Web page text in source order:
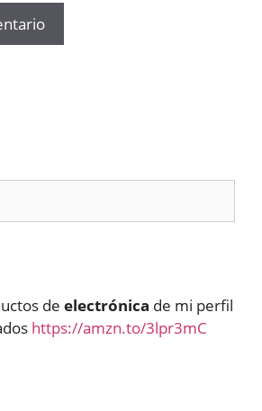
de electrónica de mi perfil
https://amzn.to/3lpr3mC